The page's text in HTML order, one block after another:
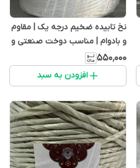
نخ تابیده ضخیم درجه یک | مقاوم
و بادوام | مناسب دوخت صنعتی و
بسته‌بندی
۵۵۰٬۰۰۰
افزودن به سبد